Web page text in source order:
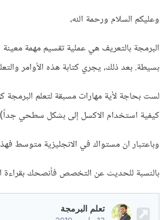
وعليكم السلام ورحمة الله،
البرمجة بالتعريف هي عملية تقسيم مهمة معينة
بسيطة. بعد ذلك، يجري كتابة هذه الأوامر
لست بحاجة لأية مهارات مسبقة لتعلم
كيفية استخدام الاكسل إلى بشكل سطحي جداً)
وباعتبار ان مستواك في الانجليزية متوسط
بالنسبة للحديث عن التخصص فأنصحك بقراءة